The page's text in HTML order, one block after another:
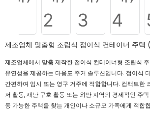
제조업체 맞춤형 조립식 접이식 컨테이너 주택
제조업체에서 맞춤 제작한 접이식 컨테이너형 조립식
유연성을 제공하는 다용도 주거 솔루션입니다. 접이식
간편하여 임시 또는 영구 거주에 적합합니다. 컴팩트한
저 활동, 재난 구호 활동 또는 외딴 지역의 경제적인 주
동 가능한 주택을 찾는 개인이나 소규모 가족에게 적합